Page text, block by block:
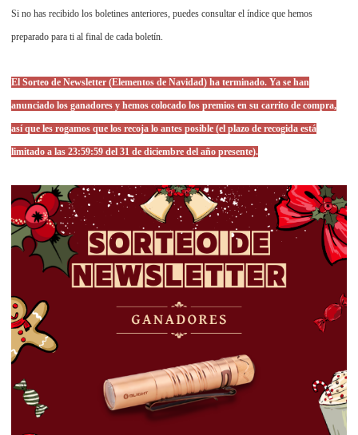
Si no has recibido los boletines anteriores, puedes consultar el índice que hemos
preparado para ti al final de cada boletín.
El Sorteo de Newsletter (Elementos de Navidad) ha terminado. Ya se han
anunciado los ganadores y hemos colocado los premios en su carrito de compra,
así que les rogamos que los recoja lo antes posible (el plazo de recogida está
limitado a las 23:59:59 del 31 de diciembre del año presente).